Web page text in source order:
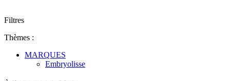
Filtres
Thèmes :
MARQUES
Embryolisse